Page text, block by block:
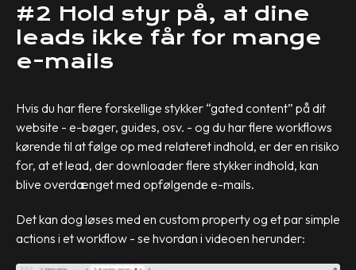
#2 Hold styr på, at dine
leads ikke får for mange
e-mails
Hvis du har flere forskellige stykker “gated content” på dit
website - e-bøger, guides, osv. - og du har flere workflows
kørende til at følge op med relateret indhold, er der en risiko
for, at et lead, der downloader flere stykker indhold, kan
blive overdænget med opfølgende e-mails.
Det kan dog løses med en custom property og et par simple
actions i et workflow - se hvordan i videoen herunder: